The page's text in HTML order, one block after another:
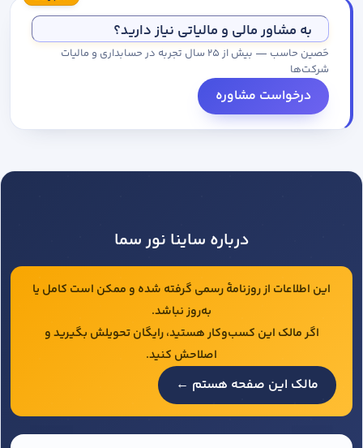
به مشاور مالی و مالیاتی نیاز دارید؟
حَصین حاسب — بیش از ۲۵ سال تجربه در حسابداری و مالیات
شرکت‌ها
درخواست مشاوره
درباره ساینا نور سما
این اطلاعات از روزنامهٔ رسمی گرفته شده و ممکن است کامل یا
به‌روز نباشد.
اگر مالک این کسب‌وکار هستید، رایگان تحویلش بگیرید و
اصلاحش کنید.
مالک این صفحه هستم ←